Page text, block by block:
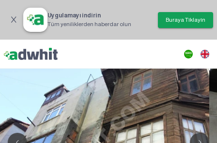
Uygulamayı indirin
Tüm yeniliklerden haberdar olun
Buraya Tıklayın